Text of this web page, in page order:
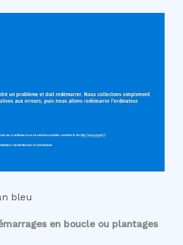
bleu
en boucle ou plantages